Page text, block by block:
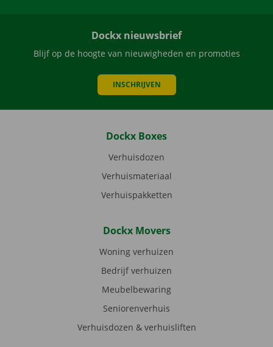
Dockx nieuwsbrief
Blijf op de hoogte van nieuwigheden en promoties
INSCHRIJVEN
Dockx Boxes
Verhuisdozen
Verhuismateriaal
Verhuispakketten
Dockx Movers
Woning verhuizen
Bedrijf verhuizen
Meubelbewaring
Seniorenverhuis
Verhuisdozen & verhuisliften